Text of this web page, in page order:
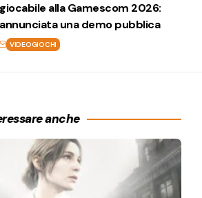
giocabile alla Gamescom 2026:
annunciata una demo pubblica
VIDEOGIOCHI
anche